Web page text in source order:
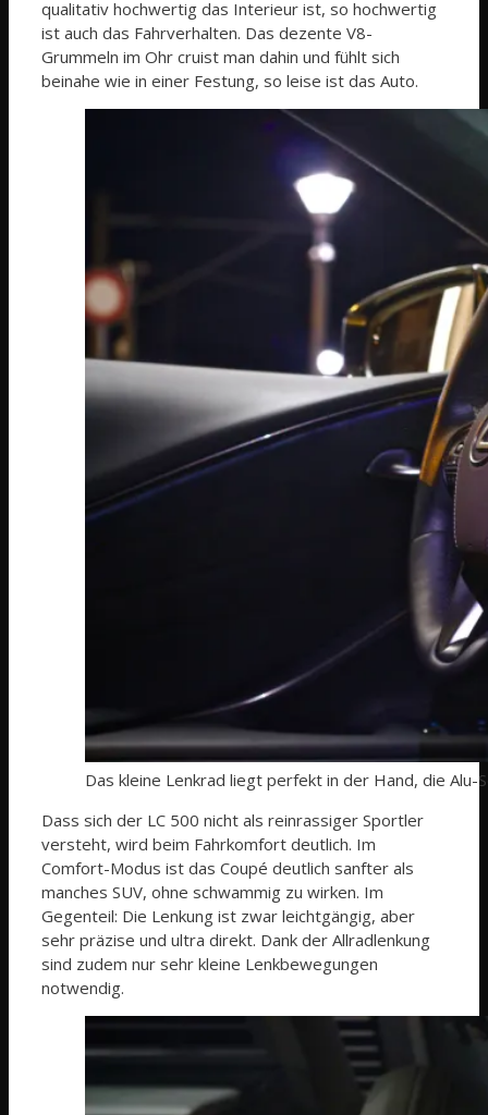
qualitativ hochwertig das Interieur ist, so hochwertig
ist auch das Fahrverhalten. Das dezente V8-
Grummeln im Ohr cruist man dahin und fühlt sich
beinahe wie in einer Festung, so leise ist das Auto.
Das kleine Lenkrad liegt perfekt in der Hand, die Alu-
Dass sich der LC 500 nicht als reinrassiger Sportler
versteht, wird beim Fahrkomfort deutlich. Im
Comfort-Modus ist das Coupé deutlich sanfter als
manches SUV, ohne schwammig zu wirken. Im
Gegenteil: Die Lenkung ist zwar leichtgängig, aber
sehr präzise und ultra direkt. Dank der Allradlenkung
sind zudem nur sehr kleine Lenkbewegungen
notwendig.